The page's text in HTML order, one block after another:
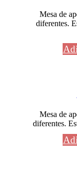
Mesa de
diferentes.
Mesa de
diferentes.